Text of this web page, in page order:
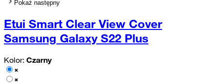
Pokaż następny
Etui Smart Clear View Cover
Samsung Galaxy S22 Plus
Kolor: Czarny